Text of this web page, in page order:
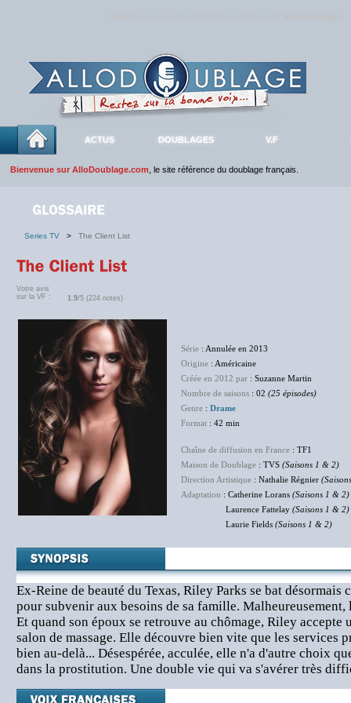
ACTUS DOUBLAGES V.F
Bienvenue sur AlloDoublage.com , le site référence du doublage français.
Series TV > The Client List
Votre avis
sur la VF :
1.9/5 (224 notes)
Série : Annulée en 2013
Origine : Américaine
Créée en 2012 par : Suzanne Martin
Nombre de saisons : 02 (25 épisodes)
Genre : Drame
Format : 42 min
Chaîne de diffusion en France : TF1
Maison de Doublage : TVS (Saisons 1 & 2)
Direction Artistique : Nathalie Régnier
Adaptation : Catherine Lorans (Saisons 1 & 2)
Laurence Fattelay (Saisons 1 & 2)
Laurie Fields (Saisons 1 & 2)
Ex-Reine de beauté du Texas, Riley Parks se bat désormais
pour subvenir aux besoins de sa famille. Malheureusement,
Et quand son époux se retrouve au chômage, Riley accepte
salon de massage. Elle découvre bien vite que les services
bien au-delà... Désespérée, acculée, elle n'a d'autre choix
dans la prostitution. Une double vie qui va s'avérer très